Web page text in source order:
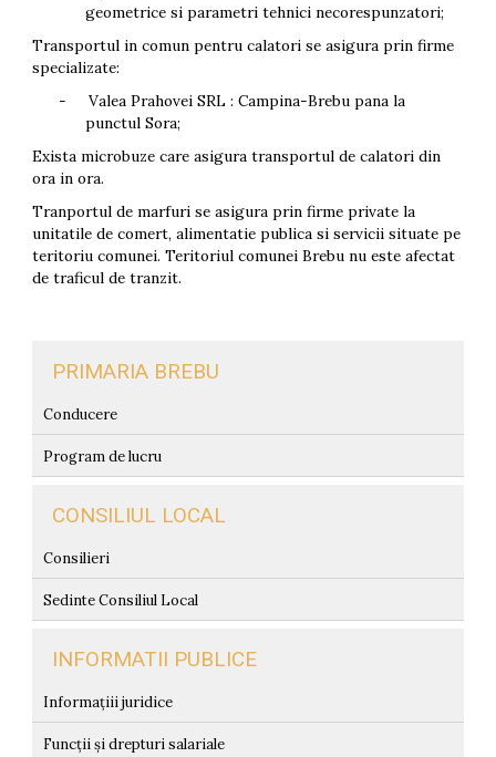
geometrice si parametri tehnici necorespunzatori;
Transportul in comun pentru calatori se asigura prin firme
specializate:
-
Valea Prahovei SRL : Campina-Brebu pana la
punctul Sora;
Exista microbuze care asigura transportul de calatori din
ora in ora.
Tranportul de marfuri se asigura prin firme private la
unitatile de comert, alimentatie publica si servicii situate pe
teritoriu comunei. Teritoriul comunei Brebu nu este afectat
de traficul de tranzit.
PRIMARIA BREBU
Conducere
Program de lucru
CONSILIUL LOCAL
Consilieri
Sedinte Consiliul Local
INFORMATII PUBLICE
Informațiii juridice
Funcții și drepturi salariale